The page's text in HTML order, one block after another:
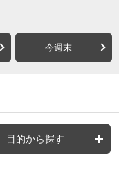
今週末
目的から探す